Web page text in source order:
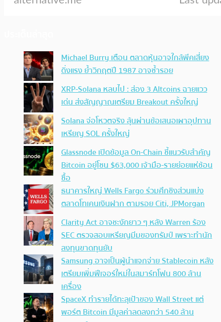
Michael Burry เตือน ตลาดหุ้นอาจใกล้พีคเสี่ยง
ดิ่งแรง ย้ำวิกฤตปี 1987 อาจซ้ำรอย
XRP-Solana หลบไป : ส่อง 3 Altcoins ฉายแวว
เด่น ส่งสัญญาณเตรียม Breakout ครั้งใหญ่
Solana จ่อโหวตจริง ลุ้นผ่านข้อเสนอเผาอุปทาน
เหรียญ SOL ครั้งใหญ่
Glassnode เปิดข้อมูล On-Chain ชี้แนวรับสำคัญ
Bitcoin อยู่โซน $63,000 เจ้ามือ-รายย่อยแห่ช้อน
ซื้อ
ธนาคารใหญ่ Wells Fargo ร่วมศึกชิงส่วนแบ่ง
ตลาดโทเคนเงินฝาก ตามรอย Citi, JPMorgan
Clarity Act อาจชะงักยาว ๆ หลัง Warren ร้อง
SEC ตรวจสอบเหรียญมีมของทรัมป์ เพราะทำนัก
ลงทุนขาดทุนยับ
Samsung อาจเป็นผู้นำแจกจ่าย Stablecoin หลัง
เตรียมเพิ่มฟีเจอร์ใหม่ในสมาร์ทโฟน 800 ล้าน
เครื่อง
SpaceX ทำรายได้ทะลุเป้าของ Wall Street แต่
พอร์ต Bitcoin มีมูลค่าลดลงกว่า 540 ล้าน